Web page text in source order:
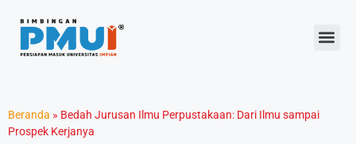
Beranda » Bedah Jurusan Ilmu Perpustakaan: Dari Ilmu sampai
Prospek Kerjanya